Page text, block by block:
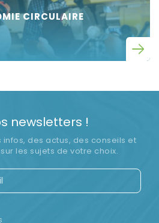
CIRCULAIRE
newsletters !
des actus, des conseils et
les sujets de votre choix.